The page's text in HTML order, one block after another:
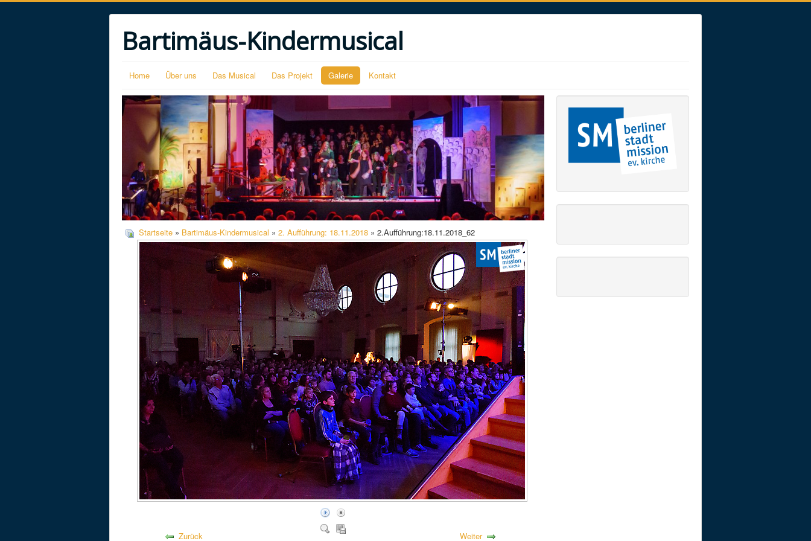
Bartimäus-Kindermusical
Home Über uns Das Musical Das Projekt Galerie Kontakt
Startseite » Bartimäus-Kindermusical » 2. Aufführung: 18.11.2018 » 2.Aufführung:18.11.2018_62
Zurück Weiter